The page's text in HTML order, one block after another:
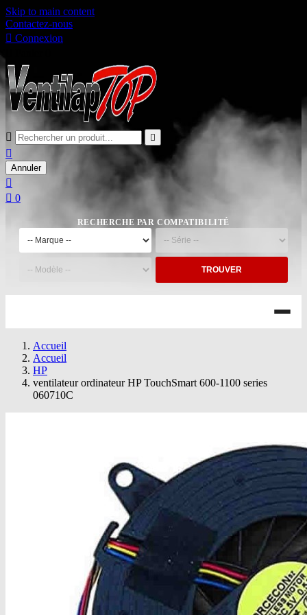
Skip to main content
Contactez-nous
 Connexion
 

Annuler

 0
RECHERCHE PAR COMPATIBILITÉ
TROUVER
Accueil
Accueil
HP
ventilateur ordinateur HP TouchSmart 600-1100 series
060710C